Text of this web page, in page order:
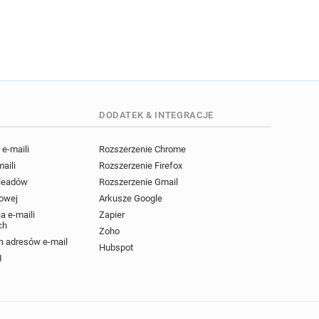
e-maili
e-maili
adresów e-mail
DODATEK & INTEGRACJE
Rozszerzenie Chrome
Rozszerzenie Firefox
Rozszerzenie Gmail
Arkusze Google
Zapier
Zoho
Hubspot